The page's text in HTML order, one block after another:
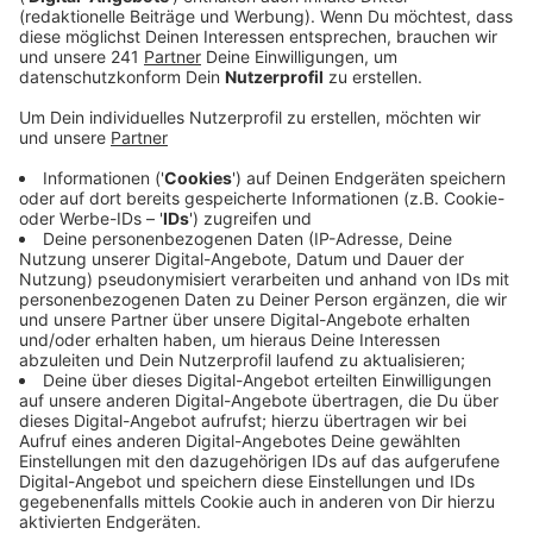
Veröffentlicht:Freitag, 18.07.2025 16:07
Anzeige
Raubüberfällen gefällt, die sich im September des
vergangenen Jahres in Zülpich ereignet haben. Opfer
war eine ältere Frau, bei der innerhalb weniger Tage
gleich zweimal eingebrochen wurde.
Die Richter sahen es als erwiesen an, dass einer der
Angeklagten mit einem unbekannten Mittäter
zunächst in die Wohnung der Frau eingebrochen ist und
Schmuck sowie Bargeld im Wert von fast 85.000 Euro
gestohlen haben. Elf Tage später kehrte er mit den
beiden anderen Angeklagten zurück, sie klingelten
nachts unter einem Vorwand und drangen erneut in die
Wohnung ein.